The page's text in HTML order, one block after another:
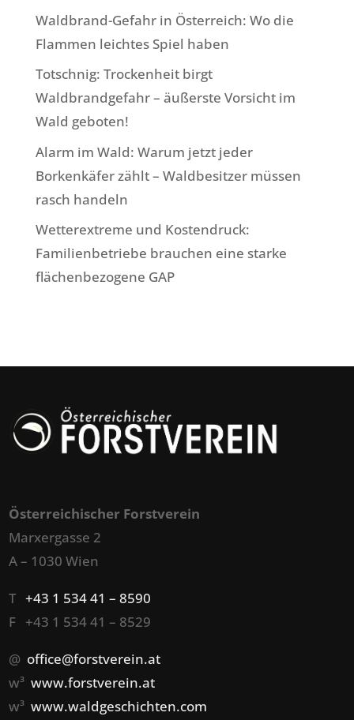
Waldbrand-Gefahr in Österreich: Wo die
Flammen leichtes Spiel haben
Totschnig: Trockenheit birgt
Waldbrandgefahr – äußerste Vorsicht im
Wald geboten!
Alarm im Wald: Warum jetzt jeder
Borkenkäfer zählt – Waldbesitzer müssen
rasch handeln
Wetterextreme und Kostendruck:
Familienbetriebe brauchen eine starke
flächenbezogene GAP
Österreichischer Forstverein
Marxergasse 2
A – 1030 Wien
T+43 1 534 41 – 8590
F +43 1 534 41 – 8529
@ office@forstverein.at
w³www.forstverein.at
w³www.waldgeschichten.com